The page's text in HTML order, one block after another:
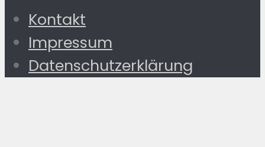
Kontakt
Impressum
Datenschutzerklärung